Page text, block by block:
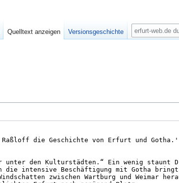
Quelltext anzeigen Versionsgeschichte Suche